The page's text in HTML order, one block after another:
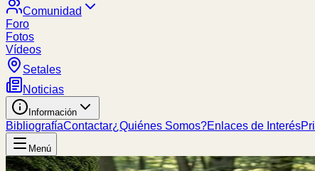
Comunidad
Foro
Fotos
Vídeos
Setales
Noticias
Información
BibliografíaContactar¿Quiénes Somos?Enlaces de Interés
Menú